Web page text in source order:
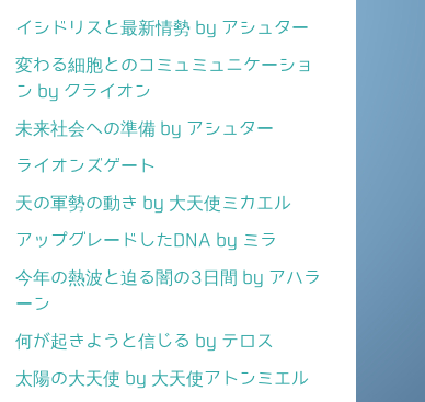
イシドリスと最新情勢 by アシュター
変わる細胞とのコミュミュニケーショ
ン by クライオン
未来社会への準備 by アシュター
ライオンズゲート
天の軍勢の動き by 大天使ミカエル
アップグレードしたDNA by ミラ
今年の熱波と迫る闇の3日間 by アハラ
ーン
何が起きようと信じる by テロス
太陽の大天使 by 大天使アトンミエル